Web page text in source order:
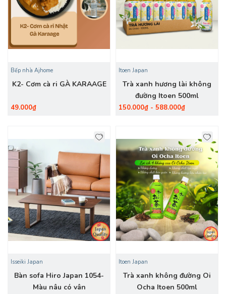
Bếp nhà Ajhome
K2- Cơm cà ri GÀ KARAAGE
49.000₫
Itoen Japan
Trà xanh hương lài không
đường Itoen 500ml
150.000₫ - 588.000₫
Isseiki Japan
Bàn sofa Hiro Japan 1054-
Màu nâu có vân
Itoen Japan
Trà xanh không đường Oi
Ocha Itoen 500ml